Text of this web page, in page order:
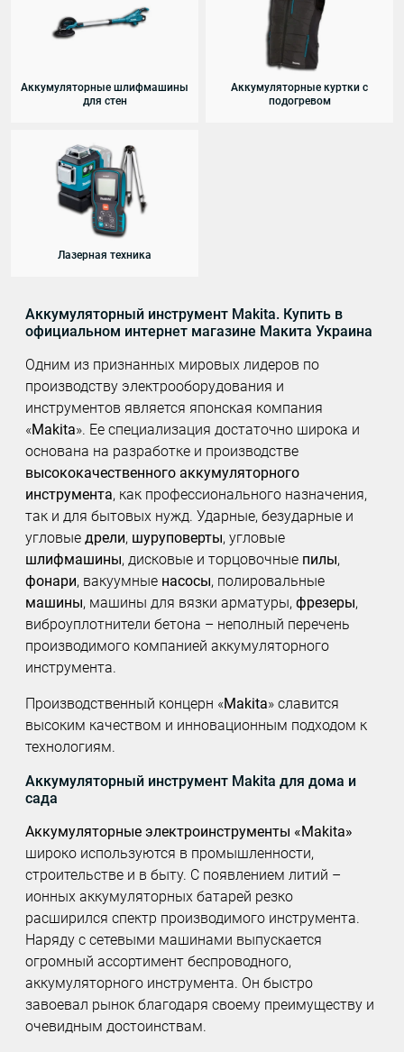
Аккумуляторные шлифмашины
для стен
Аккумуляторные куртки с
подогревом
Лазерная техника
Аккумуляторный инструмент Makita. Купить в
официальном интернет магазине Макита Украина
Одним из признанных мировых лидеров по
производству электрооборудования и
инструментов является японская компания
«Makita». Ее специализация достаточно широка и
основана на разработке и производстве
высококачественного аккумуляторного
инструмента, как профессионального назначения,
так и для бытовых нужд. Ударные, безударные и
угловые дрели, шуруповерты, угловые
шлифмашины, дисковые и торцовочные пилы,
фонари, вакуумные насосы, полировальные
машины, машины для вязки арматуры, фрезеры,
виброуплотнители бетона – неполный перечень
производимого компанией аккумуляторного
инструмента.
Производственный концерн «Makita» славится
высоким качеством и инновационным подходом к
технологиям.
Аккумуляторный инструмент Makita для дома и
сада
Аккумуляторные электроинструменты «Makita»
широко используются в промышленности,
строительстве и в быту. С появлением литий –
ионных аккумуляторных батарей резко
расширился спектр производимого инструмента.
Наряду с сетевыми машинами выпускается
огромный ассортимент беспроводного,
аккумуляторного инструмента. Он быстро
завоевал рынок благодаря своему преимуществу и
очевидным достоинствам.